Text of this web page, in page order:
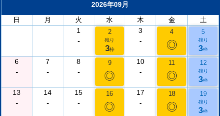
2026年09月
日
月 火 水 木 金
土
1
-
2
残り
3枠
3
-
4
◎
5
残り
3枠
6
-
7
-
8
-
9
◎
10
-
11
◎
12
残り
3枠
13
-
14
-
15
-
16
◎
17
-
18
◎
19
残り
3枠